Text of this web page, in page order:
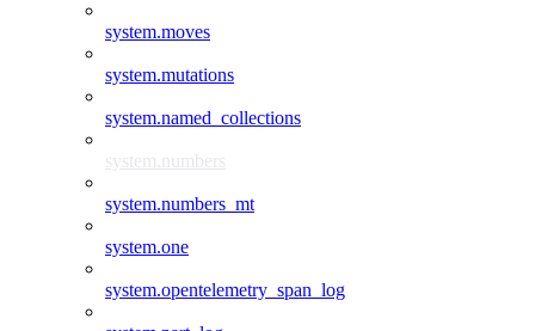
system.moves
system.mutations
system.named_collections
system.numbers
system.numbers_mt
system.one
system.opentelemetry_span_log